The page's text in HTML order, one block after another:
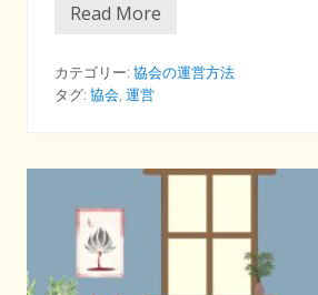
人
え
な
い
が
る
あ
る
特
Read More
カテゴリー: 協会の運営方法
タグ: 協会, 運営